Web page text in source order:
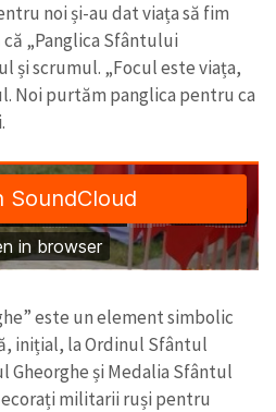
noi și-au dat viața să fim
„Panglica Sfântului
și scrumul. „Focul este viața,
Noi purtăm panglica pentru ca
este un element simbolic
inițial, la Ordinul Sfântul
Gheorghe și Medalia Sfântul
militarii ruși pentru